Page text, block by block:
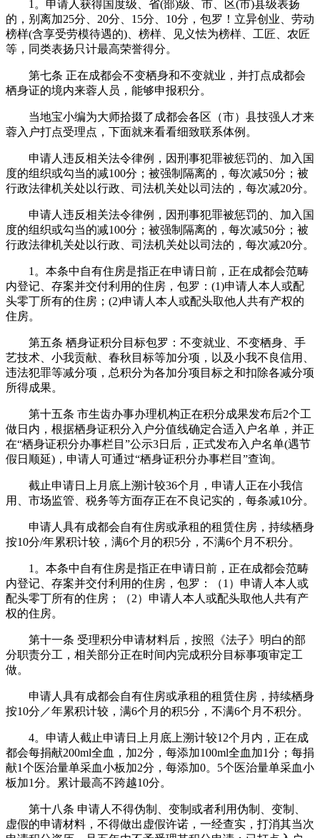
1。申请人获得国度级、省(部)级、市、区(市)县级表扬
的，别离加25分、20分、15分、10分，包罗！立异创业、劳动
榜样(含享受劳模待遇的)、榜样、见义怯为榜样、工匠、农匠
等，同类表扬只计最高荣誉得分。
第七条 正在成都会不变栖身和不变就业，并打点成都会
栖身证的境内来蓉人员，能够申报积分。
当地宝小编为大师拾掇了成都会各区（市）县技强人才来
蓉入户打点受理点，下面就来看看细致联系体例。
申请人违反相关法令律例，因刑事犯罪被惩罚的、加入国
度的组织或勾当的减100分；被强制隔离的，每次减50分；被
行政法律机关处以行政、司法机关处以司法的，每次减20分。
申请人违反相关法令律例，因刑事犯罪被惩罚的、加入国
度的组织或勾当的减100分；被强制隔离的，每次减50分；被
行政法律机关处以行政、司法机关处以司法的，每次减20分。
1。本条中自有住房是指正在申请日前，正在成都会范畴
内登记、存案并交付利用的住房，包罗：(1)申请人本人或配
头零丁所有的住房；(2)申请人本人或配头取他人共有产权的
住房。
第五条 栖身证积分目标包罗：不变就业、不变栖身、手
艺技术、小我贡献、春秋目标等加分项，以及小我不良信用、
违法犯罪等减分项，总积分为各加分项目标之和扣除各减分项
所得成果。
第十五条 市生齿办事办理机构正在积分成果发布后2个工
做日内，根据栖身证积分入户分值线确定合适入户名单，并正
在“栖身证积分办事栏目”公示3日后，正式发布入户名单(遇节
假日顺延)，申请人可通过“栖身证积分办事栏目”查询。
截止申请日上月底上溯计较36个月，申请人正在小我信
用、市场监管、税务等方面存正在不良记实的，每条减10分。
申请人具有成都会自有住房或承租的租赁住房，持续栖身
按10分/年累积计较，满6个月的积5分，不满6个月不积分。
1。本条中自有住房是指正在申请日前，正在成都会范畴
内登记、存案并交付利用的住房，包罗：（1）申请人本人或
配头零丁所有的住房；（2）申请人本人或配头取他人共有产
权的住房。
第十一条 受理积分申请材料后，按照《法子》明白的部
分职责分工，相关部分正在时间内完成积分目标事项审定工
做。
申请人具有成都会自有住房或承租的租赁住房，持续栖身
按10分／年累积计较，满6个月的积5分，不满6个月不积分。
4。申请人截止申请日上月底上溯计较12个月内，正在成
都会每捐献200ml全血，加2分，每添加100ml全血加1分；每捐
献1个医治量单采血小板加2分，每添加0。5个医治量单采血小
板加1分。累计最高不跨越10分。
第十八条 申请人不得伪制、变制或者利用伪制、变制、
虚假的申请材料，不得做出虚假许诺，一经查实，打消其当次